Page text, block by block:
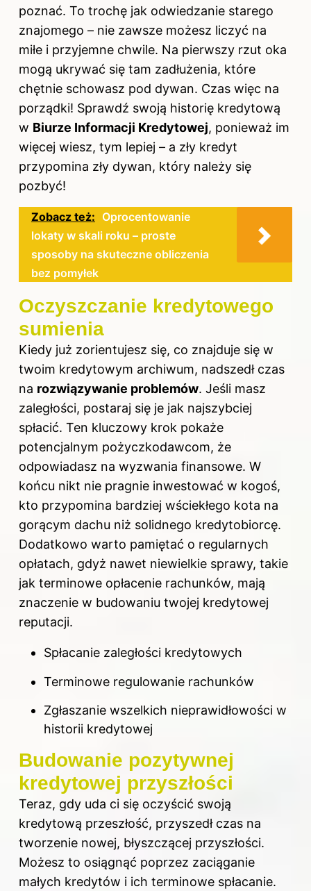
poznać. To trochę jak odwiedzanie starego
znajomego – nie zawsze możesz liczyć na
miłe i przyjemne chwile. Na pierwszy rzut oka
mogą ukrywać się tam zadłużenia, które
chętnie schowasz pod dywan. Czas więc na
porządki! Sprawdź swoją historię kredytową
w Biurze Informacji Kredytowej, ponieważ im
więcej wiesz, tym lepiej – a zły kredyt
przypomina zły dywan, który należy się
pozbyć!
Zobacz też: Oprocentowanie
lokaty w skali roku – proste
sposoby na skuteczne obliczenia
bez pomyłek
Oczyszczanie kredytowego
sumienia
Kiedy już zorientujesz się, co znajduje się w
twoim kredytowym archiwum, nadszedł czas
na rozwiązywanie problemów. Jeśli masz
zaległości, postaraj się je jak najszybciej
spłacić. Ten kluczowy krok pokaże
potencjalnym pożyczkodawcom, że
odpowiadasz na wyzwania finansowe. W
końcu nikt nie pragnie inwestować w kogoś,
kto przypomina bardziej wściekłego kota na
gorącym dachu niż solidnego kredytobiorcę.
Dodatkowo warto pamiętać o regularnych
opłatach, gdyż nawet niewielkie sprawy, takie
jak terminowe opłacenie rachunków, mają
znaczenie w budowaniu twojej kredytowej
reputacji.
Spłacanie zaległości kredytowych
Terminowe regulowanie rachunków
Zgłaszanie wszelkich nieprawidłowości w
historii kredytowej
Budowanie pozytywnej
kredytowej przyszłości
Teraz, gdy uda ci się oczyścić swoją
kredytową przeszłość, przyszedł czas na
tworzenie nowej, błyszczącej przyszłości.
Możesz to osiągnąć poprzez zaciąganie
małych kredytów i ich terminowe spłacanie.